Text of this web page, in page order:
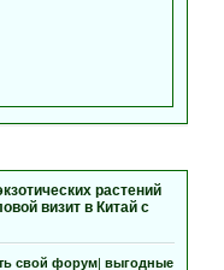
растений
визит в Китай с
свой форум| выгодные